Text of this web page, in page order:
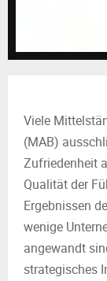
N
U
Viele
(MAB)
Zufriedenheit
Qualität der
Ergebnissen
wenige
angewandt
strategisches